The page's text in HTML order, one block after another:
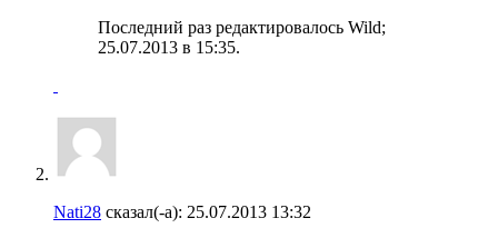
Последний раз редактировалось Wild;
25.07.2013 в 15:35.
Nati28 сказал(-а): 25.07.2013 13:32